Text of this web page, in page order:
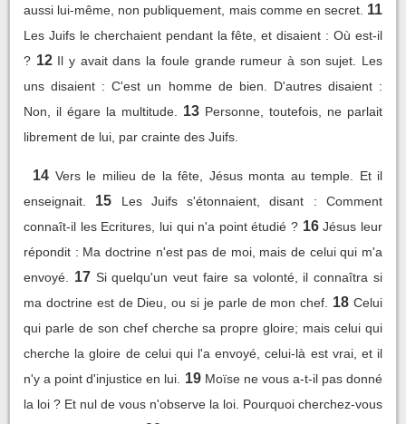
aussi lui-même, non publiquement, mais comme en secret. 11
Les Juifs le cherchaient pendant la fête, et disaient : Où est-il
? 12 Il y avait dans la foule grande rumeur à son sujet. Les
uns disaient : C'est un homme de bien. D'autres disaient :
Non, il égare la multitude.
13 Personne, toutefois, ne parlait
librement de lui, par crainte des Juifs.
14 Vers le milieu de la fête, Jésus monta au temple. Et il
enseignait.
15
Les Juifs s'étonnaient, disant : Comment
connaît-il les Ecritures, lui qui n'a point étudié ? 16 Jésus leur
répondit : Ma doctrine n'est pas de moi, mais de celui qui m'a
envoyé.
17 Si quelqu'un veut faire sa volonté, il connaîtra si
ma doctrine est de Dieu, ou si je parle de mon chef.
18 Celui
qui parle de son chef cherche sa propre gloire; mais celui qui
cherche la gloire de celui qui l'a envoyé, celui-là est vrai, et il
n'y a point d'injustice en lui.
19 Moïse ne vous a-t-il pas donné
la loi ? Et nul de vous n'observe la loi. Pourquoi cherchez-vous